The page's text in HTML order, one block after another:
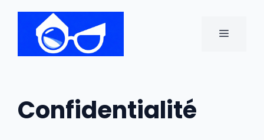
contenu
MENU
Confidentialité